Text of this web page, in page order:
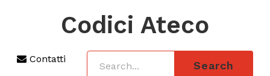
Codici Ateco
Contatti
Search